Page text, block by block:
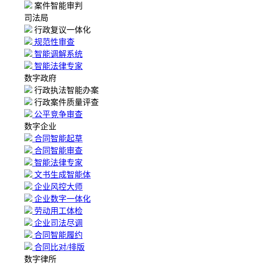
案件智能审判
司法局
行政复议一体化
规范性审查
智能调解系统
智能法律专家
数字政府
行政执法智能办案
行政案件质量评查
公平竞争审查
数字企业
合同智能起草
合同智能审查
智能法律专家
文书生成智能体
企业风控大师
企业数字一体化
劳动用工体检
企业司法尽调
合同智能履约
合同比对/排版
数字律所